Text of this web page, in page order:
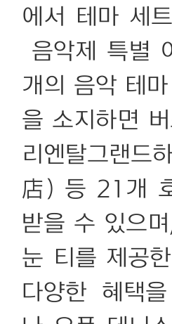
에서 테마 세
음악제 특별
개의 음악 테
을 소지하면
리엔탈그랜
店) 등 21개
받을 수 있으
눈 티를 제공
다양한 혜택